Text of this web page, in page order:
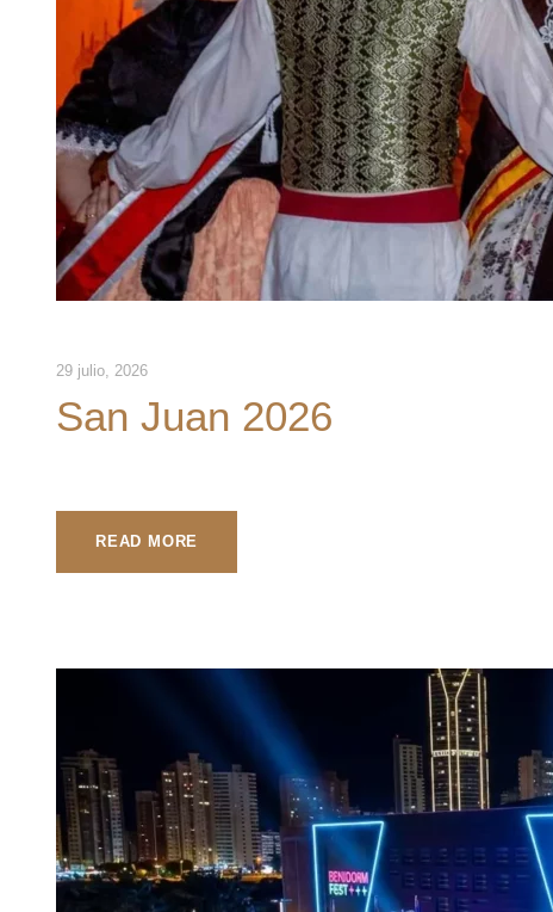
29 julio, 2026
San Juan 2026
READ MORE